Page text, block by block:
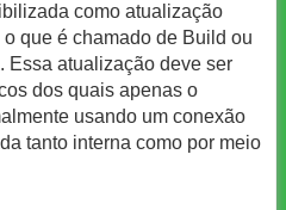
como atualização
que é chamado de Build ou
Essa atualização deve ser
dos quais apenas o
usando um conexão
tanto interna como por meio